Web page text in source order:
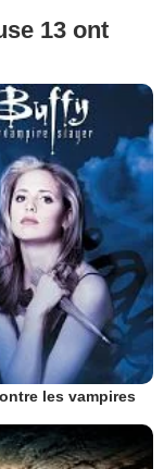
13 ont
les vampires